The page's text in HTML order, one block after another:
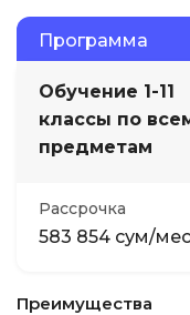
Программа
Обучение 1-11
классы по
предметам
Рассрочка
583 854 сум/мес
Преимущества